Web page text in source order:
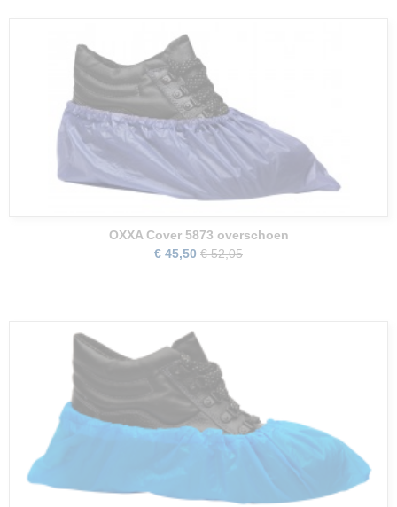
OXXA Cover 5873 overschoen
€ 45,50 € 52,05